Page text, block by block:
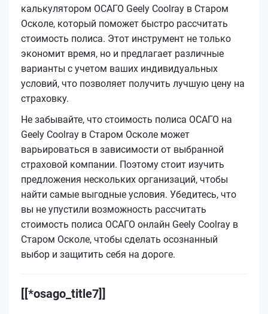
калькулятором ОСАГО Geely Coolray в Старом
Осколе, который поможет быстро рассчитать
стоимость полиса. Этот инструмент не только
экономит время, но и предлагает различные
варианты с учетом ваших индивидуальных
условий, что позволяет получить лучшую цену на
страховку.
Не забывайте, что стоимость полиса ОСАГО на
Geely Coolray в Старом Осколе может
варьироваться в зависимости от выбранной
страховой компании. Поэтому стоит изучить
предложения нескольких организаций, чтобы
найти самые выгодные условия. Убедитесь, что
вы не упустили возможность рассчитать
стоимость полиса ОСАГО онлайн Geely Coolray в
Старом Осколе, чтобы сделать осознанный
выбор и защитить себя на дороге.
[[*osago_title7]]